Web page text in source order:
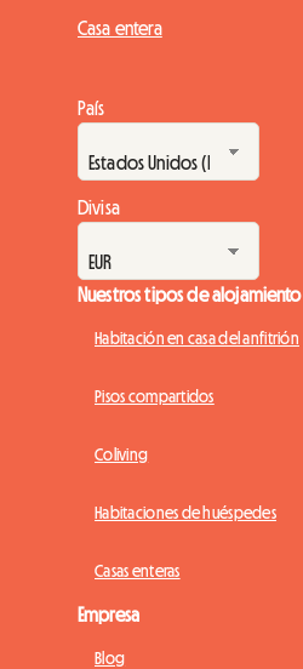
Casa entera
País
Divisa
Nuestros tipos de alojamiento
Habitación en casa del anfitrión
Pisos compartidos
Coliving
Habitaciones de huéspedes
Casas enteras
Empresa
Blog